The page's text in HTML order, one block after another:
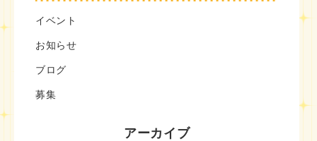
イベント
お知らせ
ブログ
募集
アーカイブ